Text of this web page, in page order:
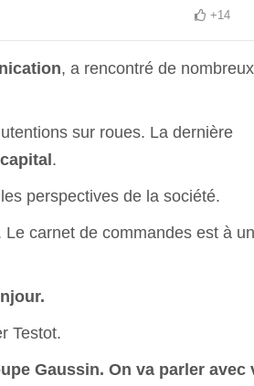
+14
, a rencontré de nombreux
sur roues. La dernière
.
perspectives de la société.
Le carnet de commandes est à un
Testot.
Gaussin. On va parler avec